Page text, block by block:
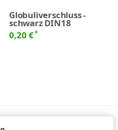
Globuliverschluss -
schwarz DIN18
0,20 €*